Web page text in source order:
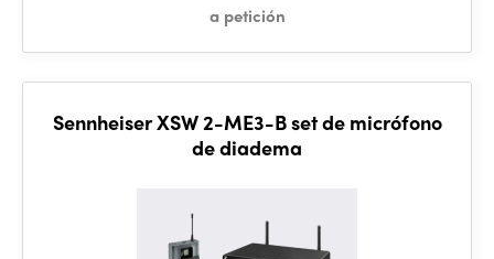
a petición
Sennheiser XSW 2-ME3-B set de micrófono
de diadema